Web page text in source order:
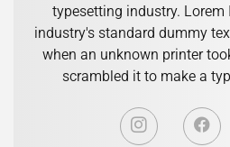
typesetting industry. Lorem
industry's standard dummy
when an unknown printer
scrambled it to make a